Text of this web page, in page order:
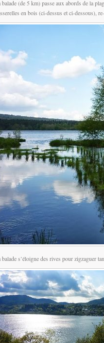
balade (de 5 km) passe aux abords de la
en bois (ci-dessus et ci-dessous),
balade s’éloigne des rives pour zigzaguer